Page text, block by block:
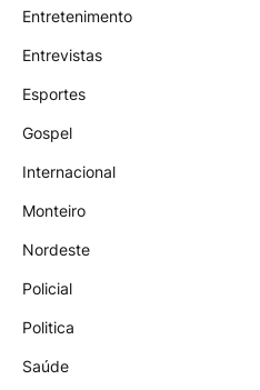
Entretenimento
Entrevistas
Esportes
Gospel
Internacional
Monteiro
Nordeste
Policial
Politica
Saúde